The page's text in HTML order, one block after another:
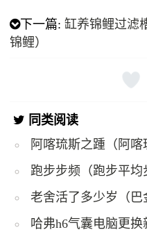
下一篇:缸养锦鲤过滤
锦鲤）
同类阅读
阿喀琉斯之踵（阿喀
跑步步频（跑步平均
老舍活了多少岁（巴
哈弗h6气囊电脑更